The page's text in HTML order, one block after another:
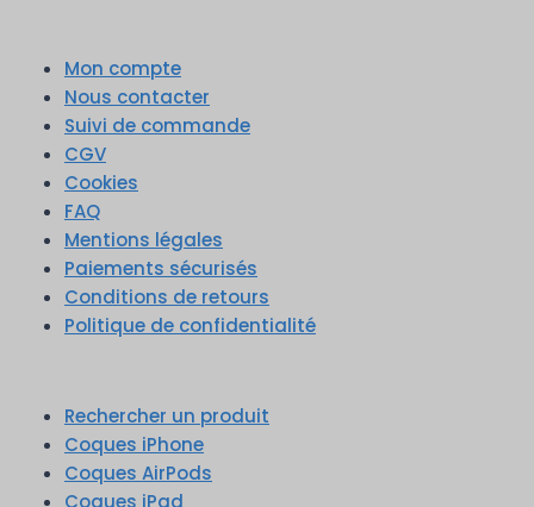
Mon compte
Nous contacter
Suivi de commande
CGV
Cookies
FAQ
Mentions légales
Paiements sécurisés
Conditions de retours
Politique de confidentialité
Rechercher un produit
Coques iPhone
Coques AirPods
Coques iPad